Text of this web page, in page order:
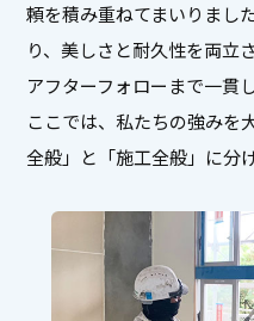
頼を積み重ねてまいりまし
り、美しさと耐久性を両立
アフターフォローまで一貫
ここでは、私たちの強みを
全般」と「施工全般」に分